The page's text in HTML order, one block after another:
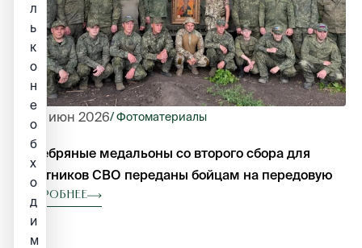
23 июн 2026/ Фотоматериалы
Серебряные медальоны со второго сбора для
участников СВО переданы бойцам на передовую
Подробнее
л
ь
к
о
н
е
о
б
х
о
д
и
м